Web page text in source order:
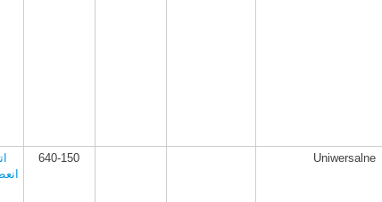
640-150 Uniwersalne